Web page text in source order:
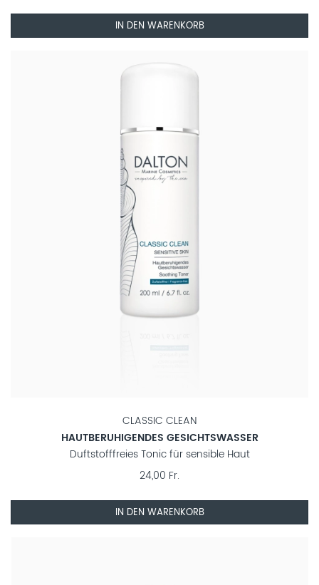
IN DEN WARENKORB
CLASSIC CLEAN
HAUTBERUHIGENDES GESICHTSWASSER
Duftstofffreies Tonic für sensible Haut
24,00 Fr.
IN DEN WARENKORB